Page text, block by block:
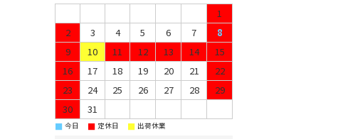
1
2
3 4 5 6 7
8
9
10 11 12 13 14
15
16
17 18 19 20 21
22
23
24 25 26 27 28
29
30
31
■ 今日 ■ 定休日 ■ 出荷休業